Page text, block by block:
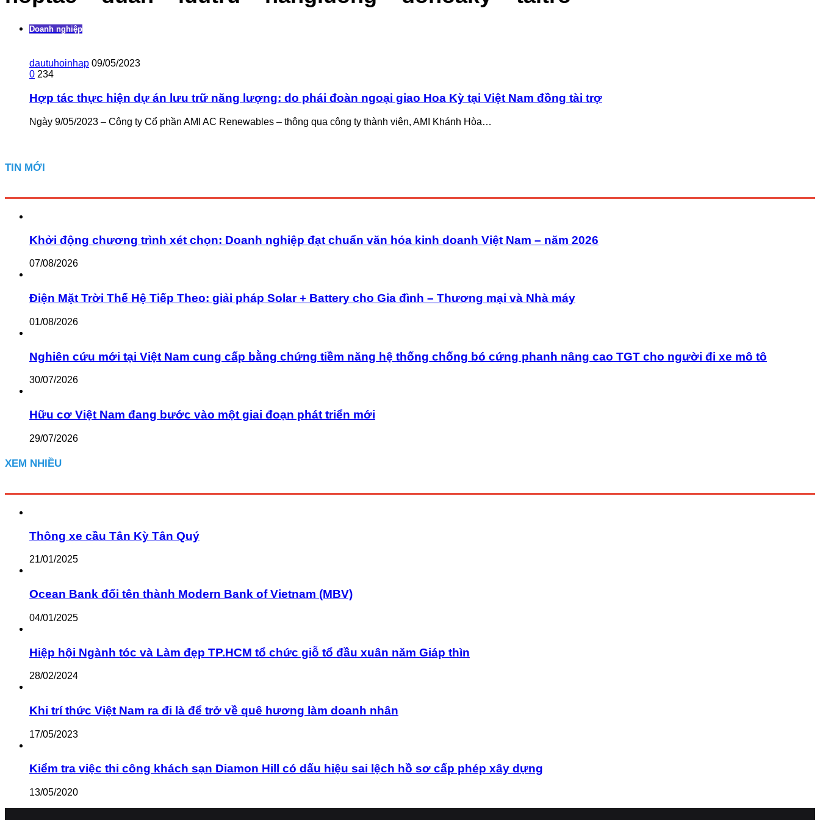
Doanh nghiệp
dautuhoinhap 09/05/2023
0 234
Hợp tác thực hiện dự án lưu trữ năng lượng: do phái đoàn ngoại giao Hoa Kỳ tại Việt Nam đồng tài trợ
Ngày 9/05/2023 – Công ty Cổ phần AMI AC Renewables – thông qua công ty thành viên, AMI Khánh Hòa…
TIN MỚI
Khởi động chương trình xét chọn: Doanh nghiệp đạt chuẩn văn hóa kinh doanh Việt Nam – năm 2026
07/08/2026
Điện Mặt Trời Thế Hệ Tiếp Theo: giải pháp Solar + Battery cho Gia đình – Thương mại và Nhà máy
01/08/2026
Nghiên cứu mới tại Việt Nam cung cấp bằng chứng tiềm năng hệ thống chống bó cứng phanh nâng cao TGT cho người đi xe mô tô
30/07/2026
Hữu cơ Việt Nam đang bước vào một giai đoạn phát triển mới
29/07/2026
XEM NHIỀU
Thông xe cầu Tân Kỳ Tân Quý
21/01/2025
Ocean Bank đổi tên thành Modern Bank of Vietnam (MBV)
04/01/2025
Hiệp hội Ngành tóc và Làm đẹp TP.HCM tổ chức giỗ tổ đầu xuân năm Giáp thìn
28/02/2024
Khi trí thức Việt Nam ra đi là để trở về quê hương làm doanh nhân
17/05/2023
Kiểm tra việc thi công khách sạn Diamon Hill có dấu hiệu sai lệch hồ sơ cấp phép xây dựng
13/05/2020